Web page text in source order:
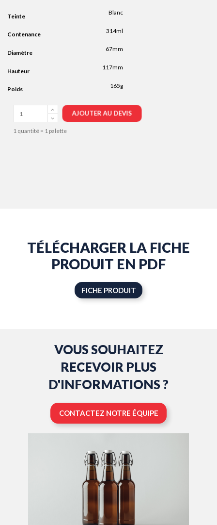
Teinte
Blanc
Contenance
314ml
Diamètre
67mm
Hauteur
117mm
Poids
165g
1 quantité = 1 palette
AJOUTER AU DEVIS
TÉLÉCHARGER LA FICHE
PRODUIT EN PDF
FICHE PRODUIT
VOUS SOUHAITEZ
RECEVOIR PLUS
D'INFORMATIONS ?
CONTACTEZ NOTRE ÉQUIPE